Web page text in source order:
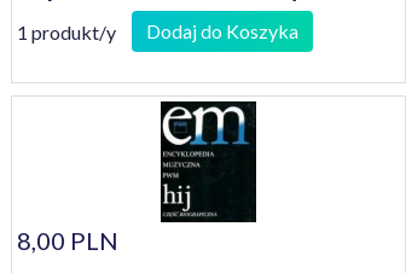
1 produkt/y Dodaj do Koszyka
8,00 PLN